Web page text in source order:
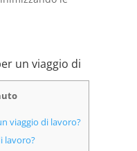
un viaggio di
viaggio di lavoro?
lavoro?